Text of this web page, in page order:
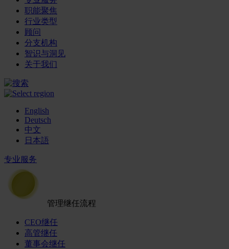
职能聚焦
行业类型
顾问
分支机构
智识与洞见
关于我们
English
Deutsch
中文
日本語
专业服务
管理继任流程
CEO继任
高管继任
董事会继任